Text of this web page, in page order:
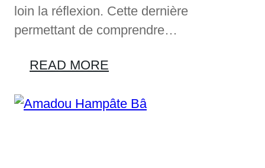
loin la réflexion. Cette dernière
permettant de comprendre…
READ MORE